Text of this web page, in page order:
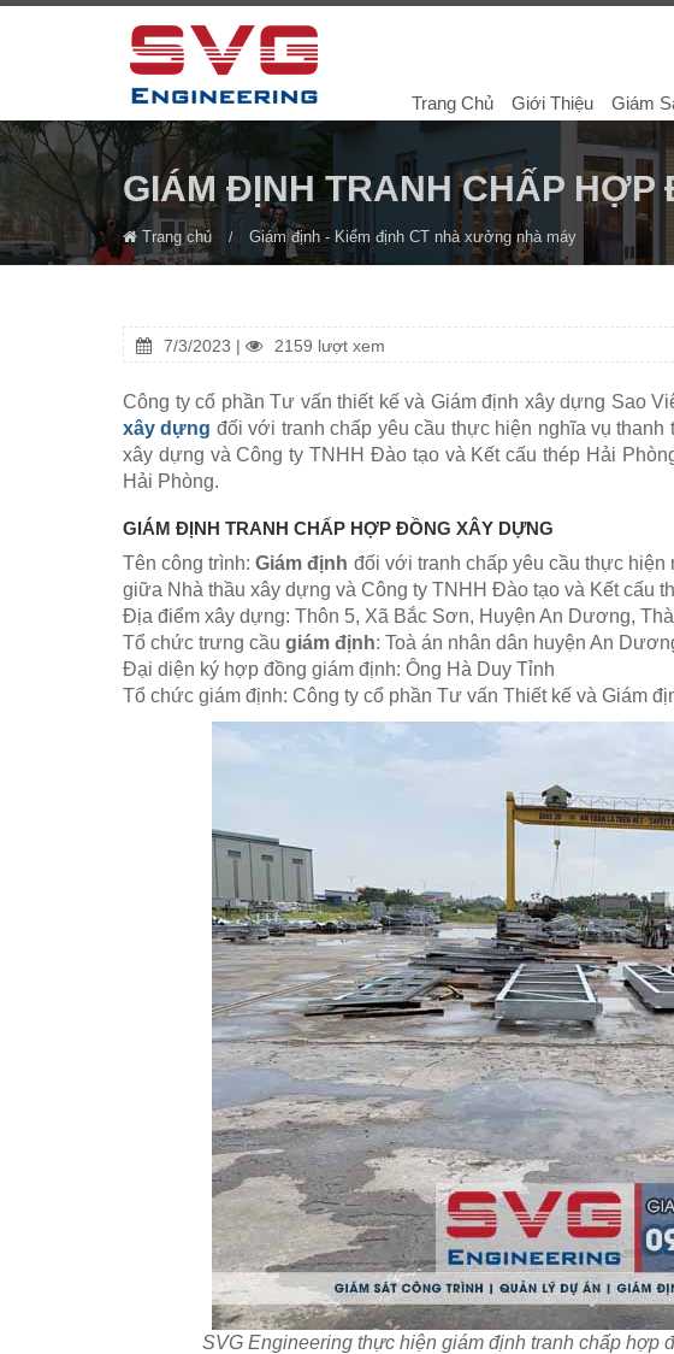
Trang Chủ Giới Thiệu Giám
GIÁM ĐỊNH TRANH CHẤP HỢP
Trang chủ Giám định - Kiểm định CT nhà xưởng nhà máy
7/3/2023 | 2159 lượt xem
Công ty cổ phần Tư vấn thiết kế và Giám định xây dựng Sao
xây dựng đối với tranh chấp yêu cầu thực hiện nghĩa vụ
xây dựng và Công ty TNHH Đào tạo và Kết cấu thép Hải
Hải Phòng.
GIÁM ĐỊNH TRANH CHẤP HỢP ĐỒNG XÂY DỰNG
Tên công trình:Giám định đối với tranh chấp yêu cầu thực
giữa Nhà thầu xây dựng và Công ty TNHH Đào tạo và Kết cấu
Địa điểm xây dựng: Thôn 5, Xã Bắc Sơn, Huyện An Dương,
Tổ chức trưng cầu giám định: Toà án nhân dân huyện An
Đại diện ký hợp đồng giám định: Ông Hà Duy Tỉnh
Tổ chức giám định: Công ty cổ phần Tư vấn Thiết kế và Giám
SVG Engineering thực hiện giám định tranh chấp hợp